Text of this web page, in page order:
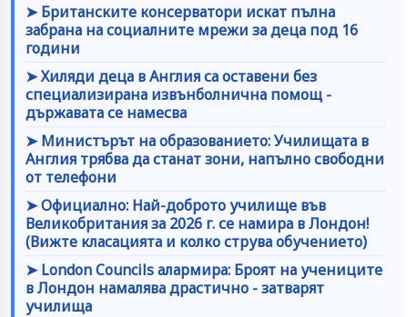
➤ Британските консерватори искат пълна
забрана на социалните мрежи за деца под 16
години
➤ Хиляди деца в Англия са оставени без
специализирана извънболнична помощ -
държавата се намесва
➤ Министърът на образованието: Училищата в
Англия трябва да станат зони, напълно свободни
от телефони
➤ Официално: Най-доброто училище във
Великобритания за 2026 г. се намира в Лондон!
(Вижте класацията и колко струва обучението)
➤ London Councils алармира: Броят на учениците
в Лондон намалява драстично - затварят
училища